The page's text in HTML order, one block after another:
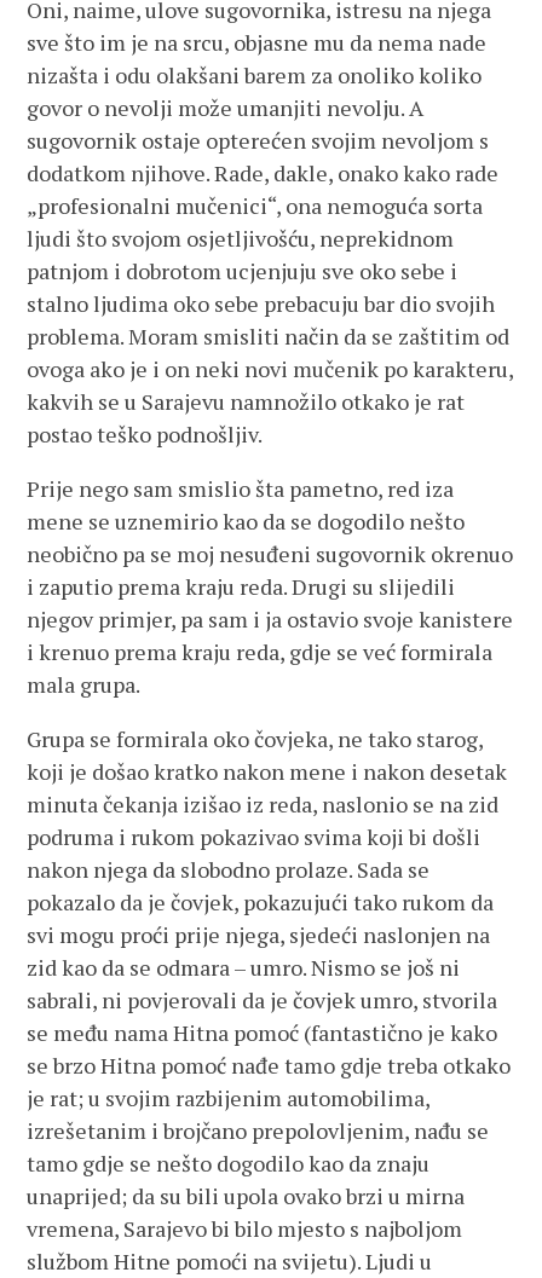
Oni, naime, ulove sugovornika, istresu na njega
sve što im je na srcu, objasne mu da nema nade
nizašta i odu olakšani barem za onoliko koliko
govor o nevolji može umanjiti nevolju. A
sugovornik ostaje opterećen svojim nevoljom s
dodatkom njihove. Rade, dakle, onako kako rade
„profesionalni mučenici“, ona nemoguća sorta
ljudi što svojom osjetljivošću, neprekidnom
patnjom i dobrotom ucjenjuju sve oko sebe i
stalno ljudima oko sebe prebacuju bar dio svojih
problema. Moram smisliti način da se zaštitim od
ovoga ako je i on neki novi mučenik po karakteru,
kakvih se u Sarajevu namnožilo otkako je rat
postao teško podnošljiv.
Prije nego sam smislio šta pametno, red iza
mene se uznemirio kao da se dogodilo nešto
neobično pa se moj nesuđeni sugovornik okrenuo
i zaputio prema kraju reda. Drugi su slijedili
njegov primjer, pa sam i ja ostavio svoje kanistere
i krenuo prema kraju reda, gdje se već formirala
mala grupa.
Grupa se formirala oko čovjeka, ne tako starog,
koji je došao kratko nakon mene i nakon desetak
minuta čekanja izišao iz reda, naslonio se na zid
podruma i rukom pokazivao svima koji bi došli
nakon njega da slobodno prolaze. Sada se
pokazalo da je čovjek, pokazujući tako rukom da
svi mogu proći prije njega, sjedeći naslonjen na
zid kao da se odmara – umro. Nismo se još ni
sabrali, ni povjerovali da je čovjek umro, stvorila
se među nama Hitna pomoć (fantastično je kako
se brzo Hitna pomoć nađe tamo gdje treba otkako
je rat; u svojim razbijenim automobilima,
izrešetanim i brojčano prepolovljenim, nađu se
tamo gdje se nešto dogodilo kao da znaju
unaprijed; da su bili upola ovako brzi u mirna
vremena, Sarajevo bi bilo mjesto s najboljom
službom Hitne pomoći na svijetu). Ljudi u